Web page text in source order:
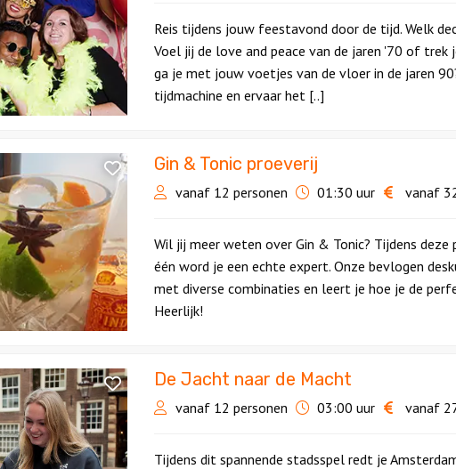
Reis tijdens jouw feestavond door de tijd. Welk
Voel jij de love and peace van de jaren '70 of trek
ga je met jouw voetjes van de vloer in de jaren
tijdmachine en ervaar het [..]
Gin & Tonic proeverij
vanaf 12 personen 01:30 uur vanaf
Wil jij meer weten over Gin & Tonic? Tijdens deze
één word je een echte expert. Onze bevlogen
met diverse combinaties en leert je hoe je de
Heerlijk!
De Jacht naar de Macht
vanaf 12 personen 03:00 uur vanaf
Tijdens dit spannende stadsspel redt je